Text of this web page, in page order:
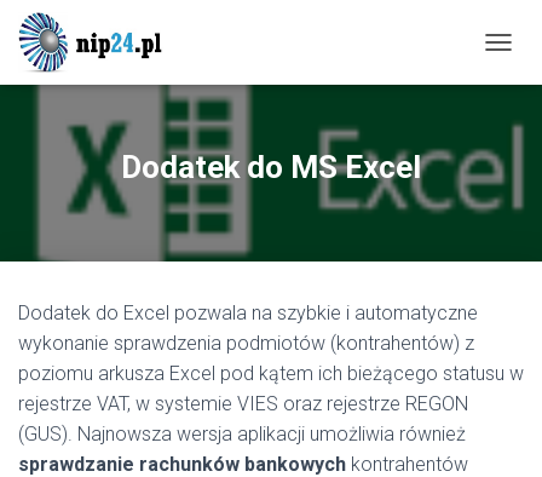
R
Ł
C
C
Dodatek do MS Excel
Dodatek do Excel pozwala na szybkie i automatyczne
wykonanie sprawdzenia podmiotów (kontrahentów) z
poziomu arkusza Excel pod kątem ich bieżącego statusu w
rejestrze VAT, w systemie VIES oraz rejestrze REGON
(GUS). Najnowsza wersja aplikacji umożliwia również
sprawdzanie rachunków bankowych kontrahentów